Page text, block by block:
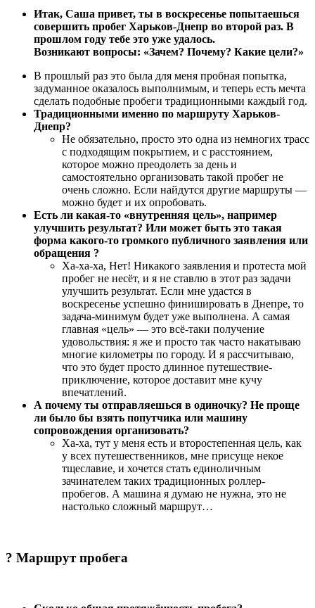
Итак, Саша привет, ты в воскресенье попытаешься
совершить пробег Харьков-Днепр во второй раз. В
прошлом году тебе это уже удалось.
Возникают вопросы: «Зачем? Почему? Какие цели?»
В прошлый раз это была для меня пробная попытка,
задуманное оказалось выполнимым, и теперь есть мечта
сделать подобные пробеги традиционными каждый год.
Традиционными именно по маршруту Харьков-
Днепр?
Не обязательно, просто это одна из немногих трасс
с подходящим покрытием, и с расстоянием,
которое можно преодолеть за день и
самостоятельно организовать такой пробег не
очень сложно. Если найдутся другие маршруты —
можно будет и их опробовать.
Есть ли какая-то «внутренняя цель», например
улучшить результат? Или может быть это такая
форма какого-то громкого публичного заявления или
обращения ?
Ха-ха-ха, Нет! Никакого заявления и протеста мой
пробег не несёт, и я не ставлю в этот раз задачи
улучшить результат. Если мне удастся в
воскресенье успешно финишировать в Днепре, то
задача-минимум будет уже выполнена. А самая
главная «цель» — это всё-таки получение
удовольствия: я же и просто так часто накатываю
многие километры по городу. И я рассчитываю,
что это будет просто длинное путешествие-
приключение, которое доставит мне кучу
впечатлений.
А почему ты отправляешься в одиночку? Не проще
ли было бы взять попутчика или машину
сопровождения организовать?
Ха-ха, тут у меня есть и второстепенная цель, как
у всех путешественников, мне присуще некое
тщеславие, и хочется стать единоличным
зачинателем таких традиционных роллер-
пробегов. А машина я думаю не нужна, это не
настолько сложный маршрут…
? Маршрут пробега